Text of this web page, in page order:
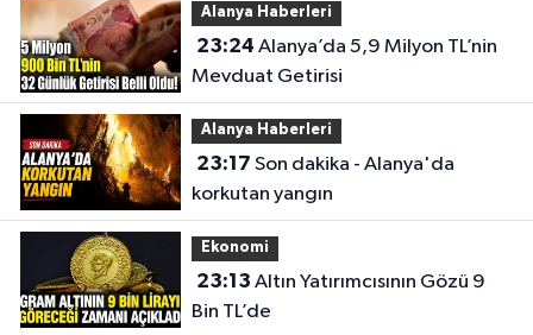
Alanya Haberleri
23:24
Mevduat Getirisi
Alanya Haberleri
23:17
korkutan yangın
Ekonomi
23:13
Bin TL’de